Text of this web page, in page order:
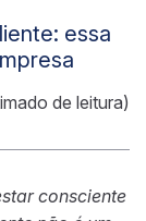
essa
de leitura)
consciente